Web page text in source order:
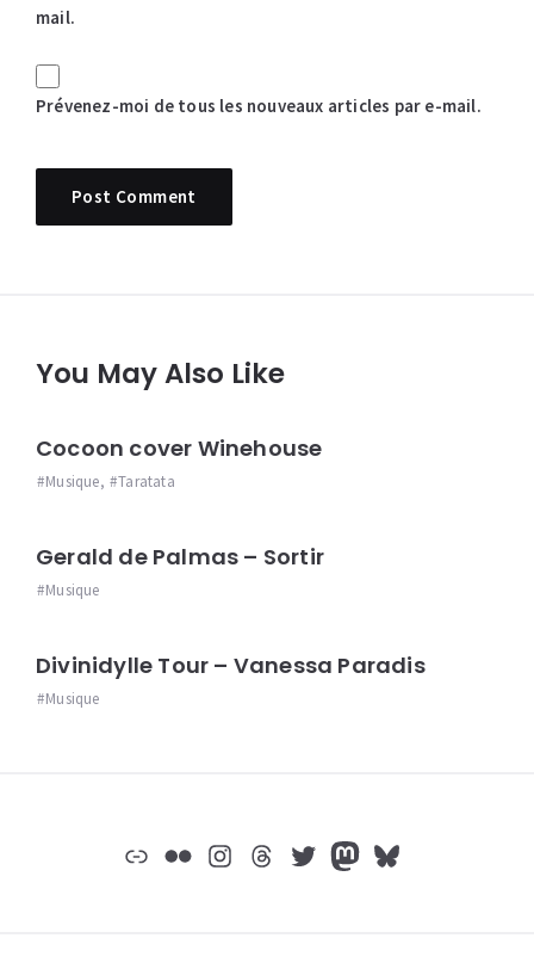
mail.
Prévenez-moi de tous les nouveaux articles par e-mail.
You May Also Like
Cocoon cover Winehouse
Musique, Taratata
Gerald de Palmas – Sortir
Musique
Divinidylle Tour – Vanessa Paradis
Musique
LienFlickrInstagram
Threads
Twitter
Mastodon
Bluesky